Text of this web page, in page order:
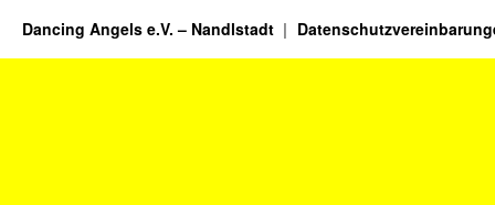
Dancing Angels e.V. – Nandlstadt